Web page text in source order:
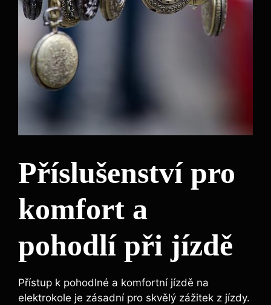
Příslušenství pro
komfort a
pohodlí při jízdě
Přístup k pohodlné a komfortní jízdě na
elektrokole je zásadní pro skvělý zážitek z jízdy.